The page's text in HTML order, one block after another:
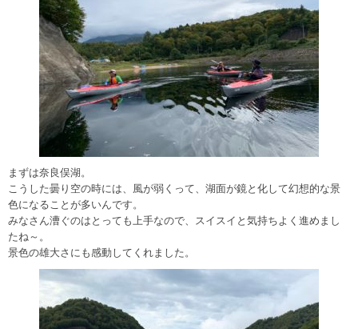
まずは奈良俣湖。
こうした曇り空の時には、風が弱くって、湖面が鏡と化して幻想的な景
色になることが多いんです。
みなさん漕ぐのはとっても上手なので、スイスイと気持ちよく進めまし
たね～。
景色の雄大さにも感動してくれました。